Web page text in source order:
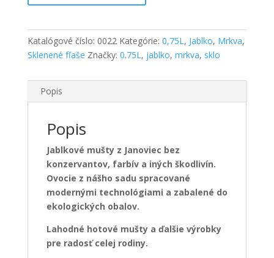
0,75L
Katalógové číslo: 0022 Kategórie: 0,75L, Jablko, Mrkva,
Sklenené fľaše Značky: 0.75L, jablko, mrkva, sklo
Popis
Popis
Jablkové mušty z Janoviec bez
konzervantov, farbív a iných škodlivín.
Ovocie z nášho sadu spracované
modernými technológiami a zabalené do
ekologických obalov.
Lahodné hotové mušty a ďalšie výrobky
pre radosť celej rodiny.